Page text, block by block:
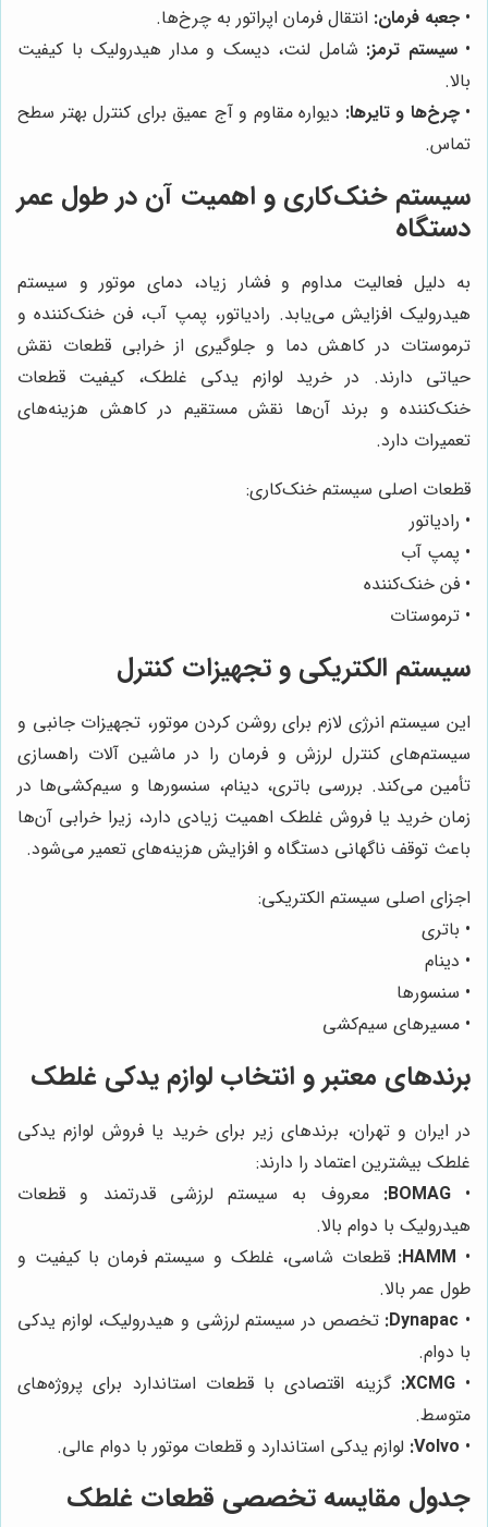
• جعبه فرمان: انتقال فرمان اپراتور به چرخ‌ها.
•سیستم ترمز: شامل لنت، دیسک و مدار هیدرولیک با کیفیت
بالا.
•چرخ‌ها و تایرها: دیواره مقاوم و آج عمیق برای کنترل بهتر سطح
تماس.
سیستم خنک‌کاری و اهمیت آن در طول عمر
دستگاه
به دلیل فعالیت مداوم و فشار زیاد، دمای موتور و سیستم
هیدرولیک افزایش می‌یابد. رادیاتور، پمپ آب، فن خنک‌کننده و
ترموستات در کاهش دما و جلوگیری از خرابی قطعات نقش
حیاتی دارند. در خرید لوازم یدکی غلطک، کیفیت قطعات
خنک‌کننده و برند آن‌ها نقش مستقیم در کاهش هزینه‌های
تعمیرات دارد.
قطعات اصلی سیستم خنک‌کاری:
• رادیاتور
• پمپ آب
• فن خنک‌کننده
• ترموستات
سیستم الکتریکی و تجهیزات کنترل
این سیستم انرژی لازم برای روشن کردن موتور، تجهیزات جانبی و
سیستم‌های کنترل لرزش و فرمان را در ماشین آلات راهسازی
تأمین می‌کند. بررسی باتری، دینام، سنسورها و سیم‌کشی‌ها در
زمان خرید یا فروش غلطک اهمیت زیادی دارد، زیرا خرابی آن‌ها
باعث توقف ناگهانی دستگاه و افزایش هزینه‌های تعمیر می‌شود.
اجزای اصلی سیستم الکتریکی:
• باتری
• دینام
• سنسورها
• مسیرهای سیم‌کشی
برندهای معتبر و انتخاب لوازم یدکی غلطک
در ایران و تهران، برندهای زیر برای خرید یا فروش لوازم یدکی
غلطک بیشترین اعتماد را دارند:
•
BOMAG:
معروف به سیستم لرزشی قدرتمند و قطعات
هیدرولیک با دوام بالا.
•
HAMM: قطعات شاسی، غلطک و سیستم فرمان با کیفیت و
طول عمر بالا.
•
Dynapac: تخصص در سیستم لرزشی و هیدرولیک، لوازم یدکی
با دوام.
•
XCMG: گزینه اقتصادی با قطعات استاندارد برای پروژه‌های
متوسط.
•
Volvo: لوازم یدکی استاندارد و قطعات موتور با دوام عالی.
جدول مقایسه تخصصی قطعات غلطک